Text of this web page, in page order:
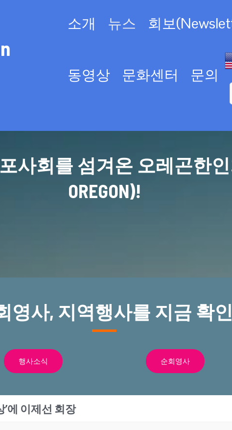
소개 뉴스 회보
동영상 문화센터 문의
회를 섬겨온 오레곤한인회
OREGON)!
영사, 지역행사를 지금 확
행사소식 순회영사
에 이제선 회장